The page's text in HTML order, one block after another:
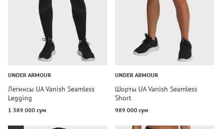
UNDER ARMOUR
Легинсы UA Vanish Seamless
Legging
1 389 000 сум
UNDER ARMOUR
Шорты UA Vanish Seamless
Short
989 000 сум